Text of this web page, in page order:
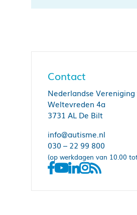
Contact
Nederlandse
Weltevreden 4a
3731 AL De Bilt
info@autisme.nl
030 – 22 99 800
(op werkdagen van 10.00